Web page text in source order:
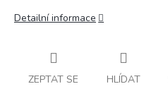
Detailní informace
ZEPTAT SE HLÍDAT